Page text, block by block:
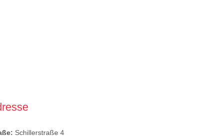
Schillerstraße 4